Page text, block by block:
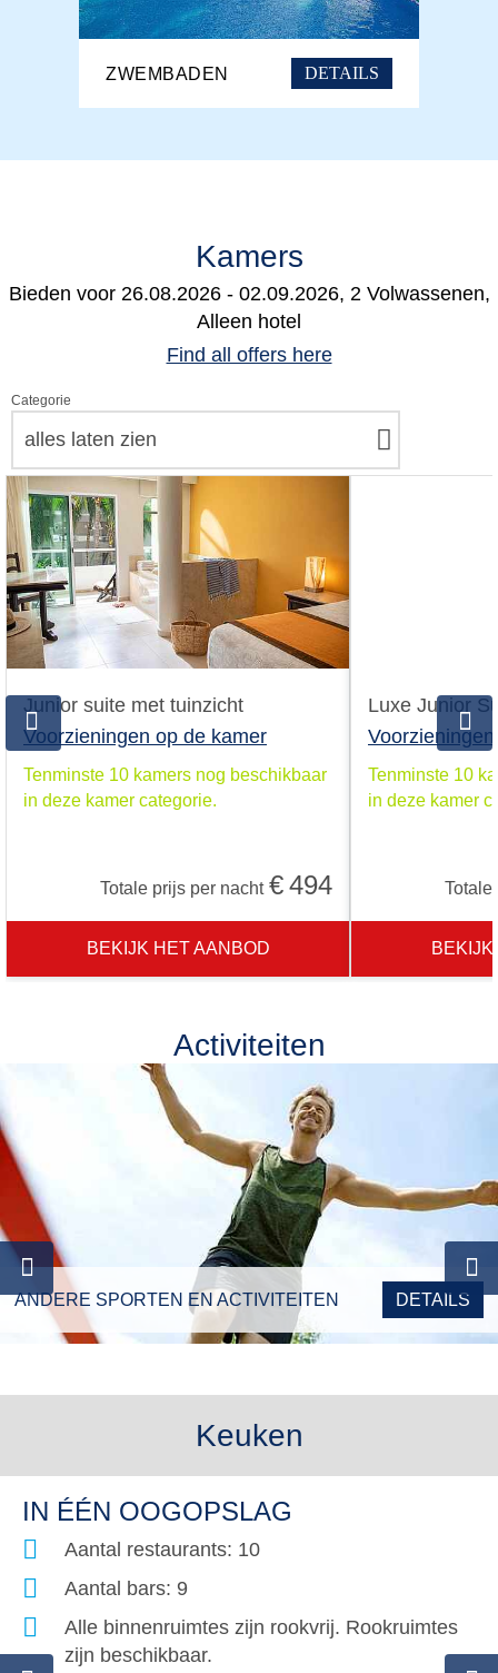
ZWEMBADEN DETAILS
Kamers
Bieden voor 26.08.2026 - 02.09.2026, 2 Volwassenen,
Alleen hotel
Find all offers here
Categorie
alles laten zien
Junior suite met tuinzicht
Voorzieningen op de kamer
Tenminste 10 kamers nog beschikbaar
in deze kamer categorie.
Totale prijs per nacht €494
BEKIJK HET AANBOD
Luxe Junior
Tenminste 10
in deze kamer
Totale
Activiteiten
ANDERE SPORTEN EN ACTIVITEITEN DETAILS
Keuken
IN ÉÉN OOGOPSLAG
Aantal restaurants: 10
Aantal bars: 9
Alle binnenruimtes zijn rookvrij. Rookruimtes
zijn beschikbaar.